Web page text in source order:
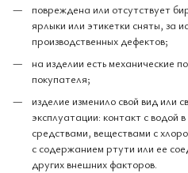
повреждена или отсутствует
ярлыки или этикетки сняты, за
производственных дефектов;
на изделии есть механические
покупателя;
изделие изменило свой вид или
эксплуатации: контакт с водой
средствами, веществами с
с содержанием ртути или ее
других внешних факторов.